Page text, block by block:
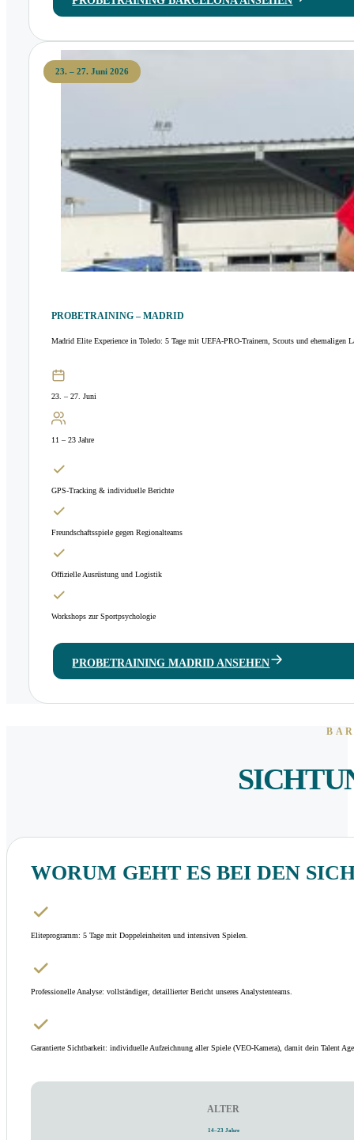
23. – 27. Juni 2026
PROBETRAINING – MADRID
Madrid Elite Experience in Toledo: 5 Tage mit UEFA-PRO-Trainern, Scouts und ehemaligen
23. – 27. Juni
11 – 23 Jahre
GPS-Tracking & individuelle Berichte
Freundschaftsspiele gegen Regionalteams
Offizielle Ausrüstung und Logistik
Workshops zur Sportpsychologie
PROBETRAINING MADRID ANSEHEN
WORUM GEHT ES BEI DEN
Eliteprogramm: 5 Tage mit Doppeleinheiten und intensiven Spielen.
Professionelle Analyse: vollständiger, detaillierter Bericht unseres Analystenteams.
Garantierte Sichtbarkeit: individuelle Aufzeichnung aller Spiele (VEO-Kamera), damit dein Talent
ALTER
14–23 Jahre